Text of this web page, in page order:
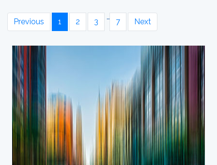
Previous 1 2 3
…
7 Next